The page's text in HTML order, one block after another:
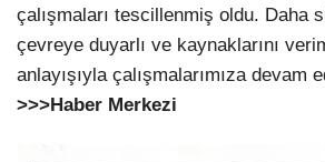
çalışmaları tescillenmiş oldu. Daha
çevreye duyarlı ve kaynaklarını
anlayışıyla çalışmalarımıza devam
>>>Haber Merkezi